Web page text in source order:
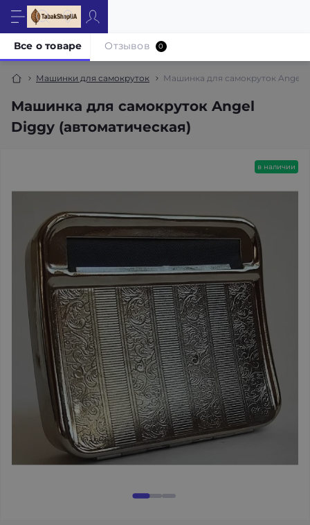
Машинки для самокруток Машинка для самокруток Angel
Машинка для самокруток Angel
Diggy (автоматическая)
Все о товаре Отзывов 0
в наличии